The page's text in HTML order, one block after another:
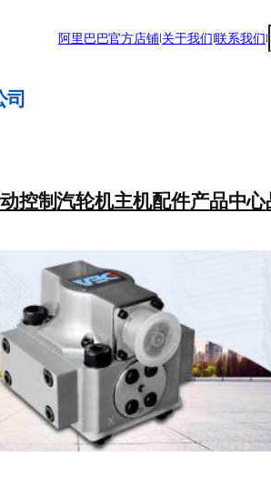
阿里巴巴官方店铺|关于我们|联系我们|
司
控制汽轮机主机配件产品中心